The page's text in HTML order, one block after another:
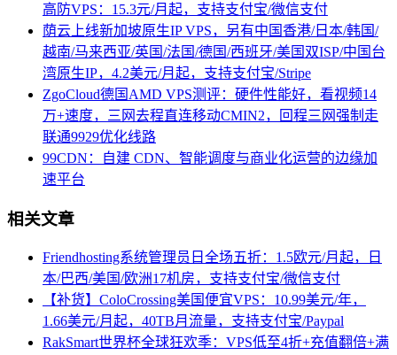
高防VPS：15.3元/月起，支持支付宝/微信支付
荫云上线新加坡原生IP VPS，另有中国香港/日本/韩国/
越南/马来西亚/英国/法国/德国/西班牙/美国双ISP/中国台
湾原生IP，4.2美元/月起，支持支付宝/Stripe
ZgoCloud德国AMD VPS测评：硬件性能好，看视频14
万+速度，三网去程直连移动CMIN2，回程三网强制走
联通9929优化线路
99CDN：自建 CDN、智能调度与商业化运营的边缘加
速平台
相关文章
Friendhosting系统管理员日全场五折：1.5欧元/月起，日
本/巴西/美国/欧洲17机房，支持支付宝/微信支付
【补货】ColoCrossing美国便宜VPS：10.99美元/年，
1.66美元/月起，40TB月流量，支持支付宝/Paypal
RakSmart世界杯全球狂欢季：VPS低至4折+充值翻倍+满